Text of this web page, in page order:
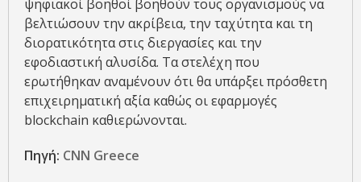
ψηφιακοί βοηθοί βοηθούν τους οργανισμούς να
βελτιώσουν την ακρίβεια, την ταχύτητα και τη
διορατικότητα στις διεργασίες και την
εφοδιαστική αλυσίδα. Τα στελέχη που
ερωτήθηκαν αναμένουν ότι θα υπάρξει πρόσθετη
επιχειρηματική αξία καθώς οι εφαρμογές
blockchain καθιερώνονται.
Πηγή: CNN Greece